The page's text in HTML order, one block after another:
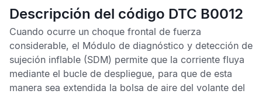
Descripción del código DTC B0012
Cuando ocurre un choque frontal de fuerza
considerable, el Módulo de diagnóstico y detección de
sujeción inflable (SDM) permite que la corriente fluya
mediante el bucle de despliegue, para que de esta
manera sea extendida la bolsa de aire del volante del